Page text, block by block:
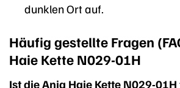
dunklen Ort auf.
Häufig gestellte Fragen
Haie Kette N029-01H
Ist die Ania Haie Kette N029-